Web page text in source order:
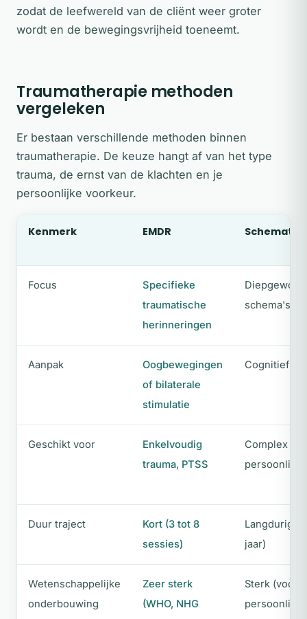
zodat de leefwereld van de cliënt weer groter
wordt en de bewegingsvrijheid toeneemt.
Traumatherapie methoden
vergeleken
Er bestaan verschillende methoden binnen
traumatherapie. De keuze hangt af van het type
trauma, de ernst van de klachten en je
persoonlijke voorkeur.
Kenmerk EMDR
Focus
Specifieke
traumatische
herinneringen
schema's
Aanpak
Oogbewegingen
of bilaterale
stimulatie
Cognitief
Geschikt voor
Enkelvoudig
trauma, PTSS
Complex
Duur traject
Kort (3 tot 8
sessies)
Langdurig
jaar)
Wetenschappelijke
onderbouwing
Zeer sterk
(WHO, NHG
Sterk